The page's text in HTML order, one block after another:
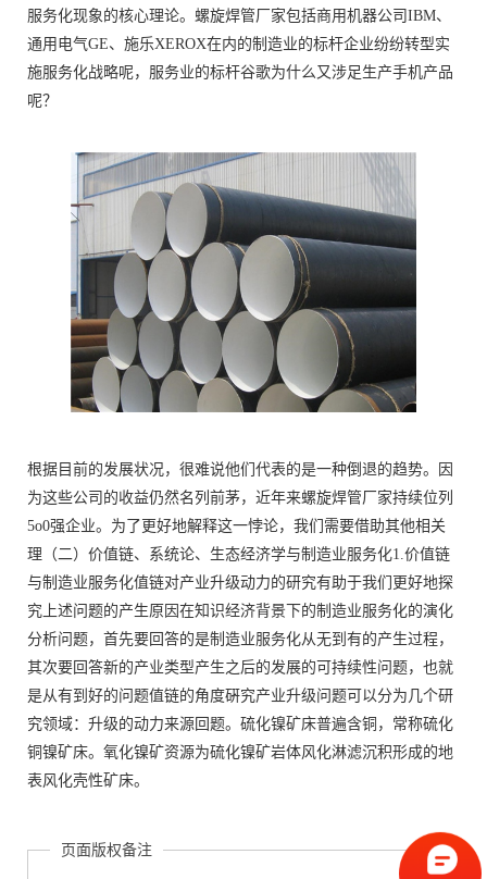
服务化现象的核心理论。螺旋焊管厂家包括商用机器公司IBM、
通用电气GE、施乐XEROX在内的制造业的标杆企业纷纷转型实
施服务化战略呢，服务业的标杆谷歌为什么又涉足生产手机产品
呢？
根据目前的发展状况，很难说他们代表的是一种倒退的趋势。因
为这些公司的收益仍然名列前茅，近年来螺旋焊管厂家持续位列
5o0强企业。为了更好地解释这一悖论，我们需要借助其他相关
理（二）价值链、系统论、生态经济学与制造业服务化1.价值链
与制造业服务化值链对产业升级动力的研究有助于我们更好地探
究上述问题的产生原因在知识经济背景下的制造业服务化的演化
分析问题，首先要回答的是制造业服务化从无到有的产生过程，
其次要回答新的产业类型产生之后的发展的可持续性问题，也就
是从有到好的问题值链的角度硏究产业升级问题可以分为几个研
究领域：升级的动力来源回题。硫化镍矿床普遍含铜，常称硫化
铜镍矿床。氧化镍矿资源为硫化镍矿岩体风化淋滤沉积形成的地
表风化壳性矿床。
页面版权备注